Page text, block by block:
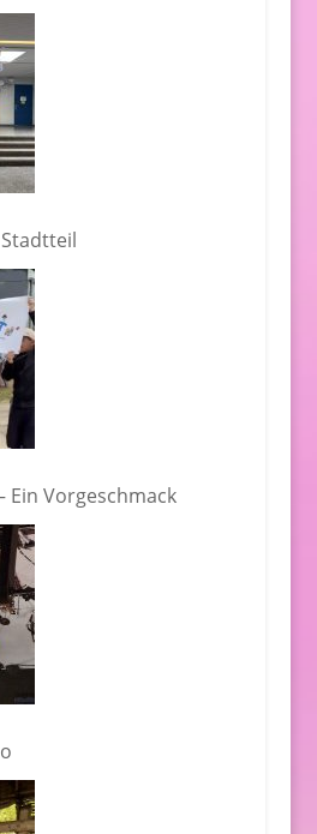
Ein Vorgeschmack